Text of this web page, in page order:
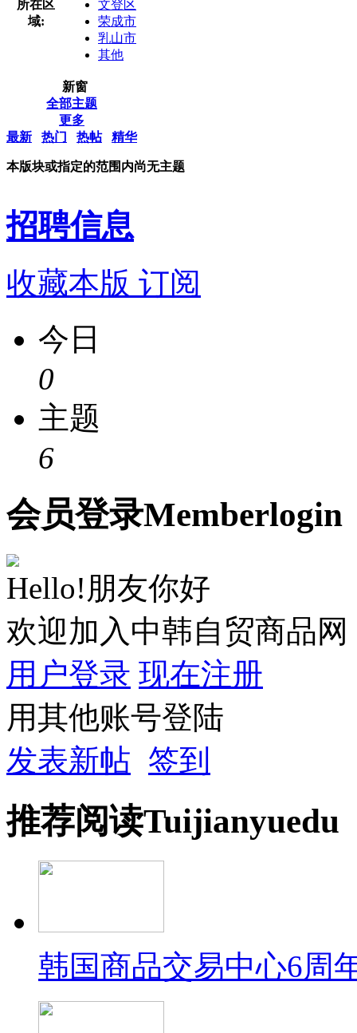
所在区
域:
文登区
荣成市
乳山市
其他
新窗
全部主题
更多
最新
热门 热帖 精华
本版块或指定的范围内尚无主题
招聘信息
收藏本版 订阅
今日
0
主题
6
会员登录Memberlogin
Hello!朋友你好
欢迎加入中韩自贸商品网
用户登录 现在注册
用其他账号登陆
发表新帖 签到
推荐阅读Tuijianyuedu
韩国商品交易中心6周